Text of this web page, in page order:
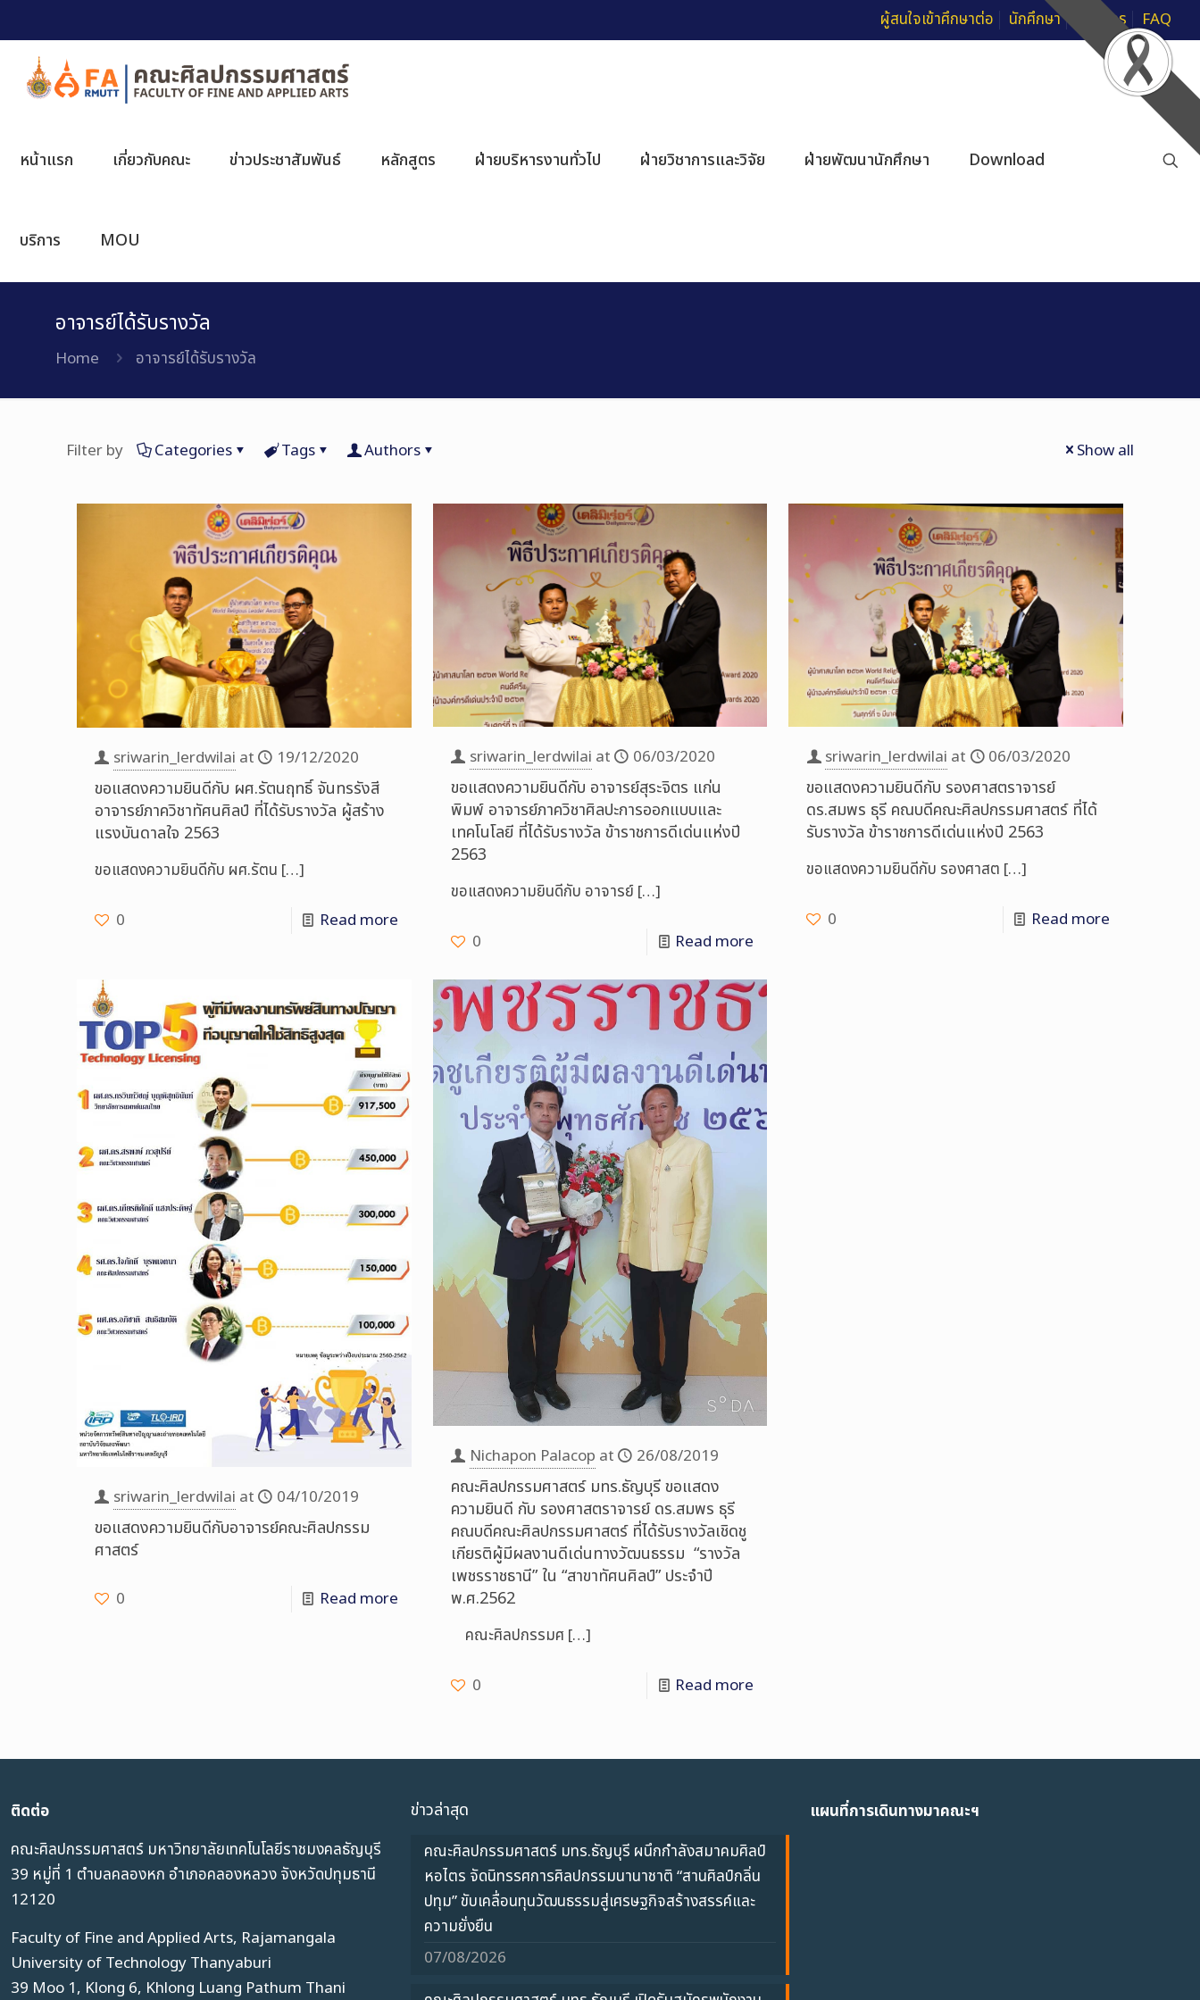
ผู้สนใจเข้าศึกษาต่อ นักศึกษา บุคลากร FAQ
หน้าแรก เกี่ยวกับคณะ ข่าวประชาสัมพันธ์ หลักสูตร ฝ่ายบริหารงานทั่วไป ฝ่ายวิชาการและวิจัย ฝ่ายพัฒนานักศึกษา Download
บริการ MOU
อาจารย์ได้รับรางวัล
Home อาจารย์ได้รับรางวัล
Filter by Categories Tags Authors Show all
sriwarin_lerdwilai at 19/12/2020
ขอแสดงความยินดีกับ ผศ.รัตนฤทธิ์ จันทรรังสี
อาจารย์ภาควิชาทัศนศิลป์ ที่ได้รับรางวัล ผู้สร้าง
แรงบันดาลใจ 2563
ขอแสดงความยินดีกับ ผศ.รัตน […]
0 Read more
sriwarin_lerdwilai at 06/03/2020
ขอแสดงความยินดีกับ อาจารย์สุระจิตร แก่น
พิมพ์ อาจารย์ภาควิชาศิลปะการออกแบบและ
เทคโนโลยี ที่ได้รับรางวัล ข้าราชการดีเด่นแห่งปี
2563
ขอแสดงความยินดีกับ อาจารย์[…]
0 Read more
sriwarin_lerdwilai at 06/03/2020
ขอแสดงความยินดีกับ รองศาสตราจารย์
ดร.สมพร ธุรี คณบดีคณะศิลปกรรมศาสตร์ ที่ได้
รับรางวัล ข้าราชการดีเด่นแห่งปี 2563
ขอแสดงความยินดีกับ รองศาสต […]
0 Read more
sriwarin_lerdwilai at 04/10/2019
ขอแสดงความยินดีกับอาจารย์คณะศิลปกรรม
ศาสตร์
0 Read more
Nichapon Palacop at 26/08/2019
คณะศิลปกรรมศาสตร์ มทร.ธัญบุรี ขอแสดง
ความยินดี กับ รองศาสตราจารย์ ดร.สมพร ธุรี
คณบดีคณะศิลปกรรมศาสตร์ ที่ได้รับรางวัลเชิดชู
เกียรติผู้มีผลงานดีเด่นทางวัฒนธรรม “รางวัล
เพชรราชธานี” ใน “สาขาทัศนศิลป์” ประจำปี
พ.ศ.2562
คณะศิลปกรรมศ […]
0 Read more
ติดต่อ
คณะศิลปกรรมศาสตร์ มหาวิทยาลัยเทคโนโลยีราชมงคลธัญบุรี
39 หมู่ที่ 1 ตำบลคลองหก อำเภอคลองหลวง จังหวัดปทุมธานี
12120
Faculty of Fine and Applied Arts, Rajamangala
University of Technology Thanyaburi
39 Moo 1, Klong 6, Khlong Luang Pathum Thani
ข่าวล่าสุด
คณะศิลปกรรมศาสตร์ มทร.ธัญบุรี ผนึกกำลังสมาคมศิลป์
หอไตร จัดนิทรรศการศิลปกรรมนานาชาติ “สานศิลป์กลิ่น
ปทุม” ขับเคลื่อนทุนวัฒนธรรมสู่เศรษฐกิจสร้างสรรค์และ
ความยั่งยืน
07/08/2026
แผนที่การเดินทางมาคณะฯ